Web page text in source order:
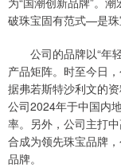
破珠宝固有范式—是珠
公司的品牌以“年轻
产品矩阵。时至今日
据弗若斯特沙利文的
公司2024年于中国内
率。另外，公司主打
合成为领先珠宝品牌
品牌。